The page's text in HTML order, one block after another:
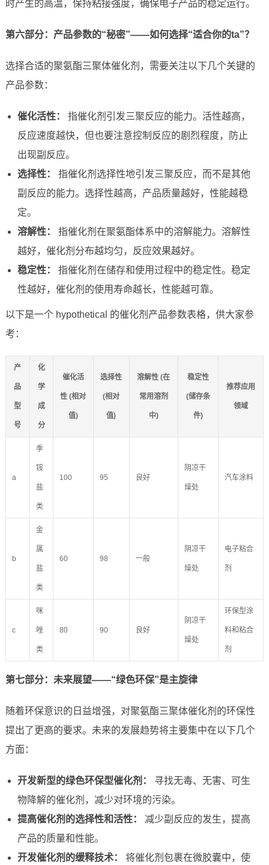
时产生的高温，保持粘接强度，确保电子产品的稳定运行。
第六部分：产品参数的“秘密”——如何选择“适合你的ta”？
选择合适的聚氨酯三聚体催化剂，需要关注以下几个关键的
产品参数：
催化活性：
指催化剂引发三聚反应的能力。活性越高，
反应速度越快，但也要注意控制反应的剧烈程度，防止
出现副反应。
选择性：
指催化剂选择性地引发三聚反应，而不是其他
副反应的能力。选择性越高，产品质量越好，性能越稳
定。
溶解性：
指催化剂在聚氨酯体系中的溶解能力。溶解性
越好，催化剂分布越均匀，反应效果越好。
稳定性：
指催化剂在储存和使用过程中的稳定性。稳定
性越好，催化剂的使用寿命越长，性能越可靠。
以下是一个 hypothetical 的催化剂产品参数表格，供大家参
考：
产
品
型
号
化
学
成
分
催化活
性 (相对
值)
选择性
(相对
值)
溶解性 (在
常用溶剂
中)
稳定性
(储存条
件)
推荐应用
领域
a
季
铵
盐
类
100 95 良好
阴凉干
燥处
汽车涂料
b
金
属
盐
类
60 98 一般
阴凉干
燥处
电子粘合
剂
c
咪
唑
类
80 90 良好
阴凉干
燥处
环保型涂
料和粘合
剂
第七部分：未来展望——“绿色环保”是主旋律
随着环保意识的日益增强，对聚氨酯三聚体催化剂的环保性
提出了更高的要求。未来的发展趋势将主要集中在以下几个
方面：
开发新型的绿色环保型催化剂：
寻找无毒、无害、可生
物降解的催化剂，减少对环境的污染。
提高催化剂的选择性和活性：
减少副反应的发生，提高
产品的质量和性能。
开发催化剂的缓释技术：
将催化剂包裹在微胶囊中，使